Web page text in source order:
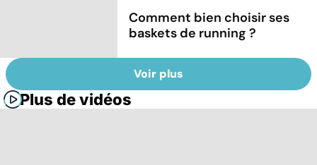
Comment bien choisir ses
baskets de running ?
Voir plus
Plus de vidéos